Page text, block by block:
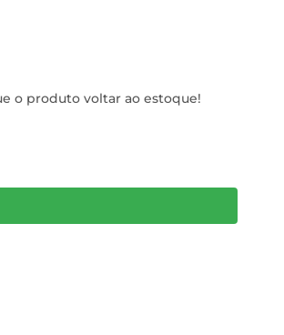
o produto voltar ao estoque!